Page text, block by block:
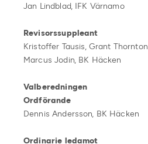
Jan Lindblad, IFK Värnamo
Revisorssuppleant
Kristoffer Tausis, Grant Thornton
Marcus Jodin, BK Häcken
Valberedningen
Ordförande
Dennis Andersson, BK Häcken
Ordinarie ledamot